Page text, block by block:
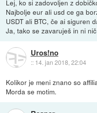
Lej, ko si zadovoljen z
Najbolje eur ali usd ce ga
USDT ali BTC, če ai siguren
Ja, tako se zavaruješ in ni
Uros!no
:: 14. jan 2018, 22:04
Kolikor je meni znano so
Morda se motim.